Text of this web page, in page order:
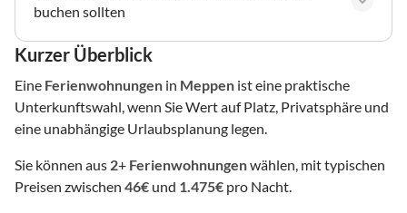
buchen sollten
Kurzer Überblick
Eine Ferienwohnungen in Meppen ist eine praktische
Unterkunftswahl, wenn Sie Wert auf Platz, Privatsphäre und
eine unabhängige Urlaubsplanung legen.
Sie können aus 2+ Ferienwohnungenwählen, mit typischen
Preisen zwischen 46€ und 1.475€ pro Nacht.